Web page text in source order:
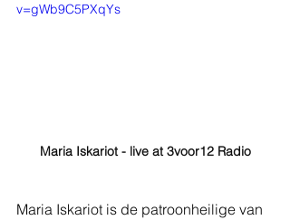
v=gWb9C5PXqYs
Maria Iskariot - live at 3voor12 Radio
Maria Iskariot is de patroonheilige van